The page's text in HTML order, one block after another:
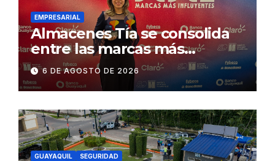
EMPRESARIAL
Almacenes Tía se consolida
entre las marcas más
influyentes del Ecuador
6 DE AGOSTO DE 2026
GUAYAQUIL SEGURIDAD